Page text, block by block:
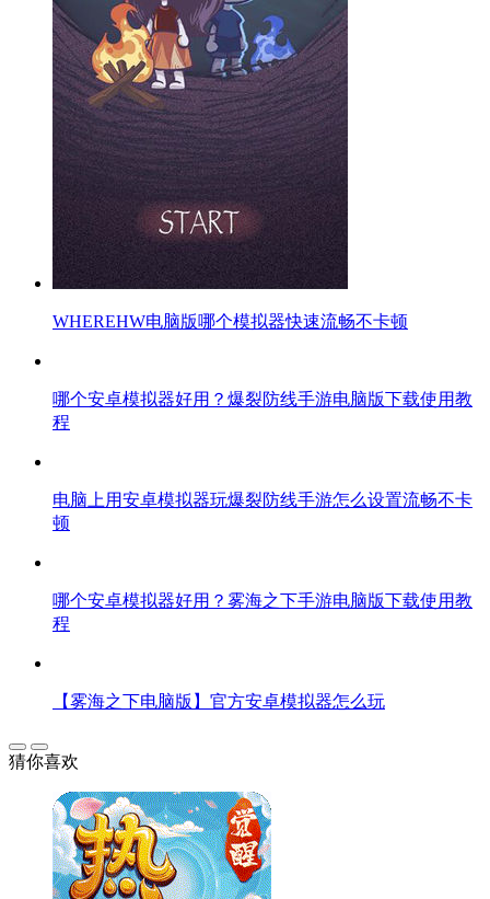
WHEREHW电脑版哪个模拟器快速流畅不卡顿
哪个安卓模拟器好用？爆裂防线手游电脑版下载使用教
程
电脑上用安卓模拟器玩爆裂防线手游怎么设置流畅不卡
顿
哪个安卓模拟器好用？雾海之下手游电脑版下载使用教
程
【雾海之下电脑版】官方安卓模拟器怎么玩
猜你喜欢